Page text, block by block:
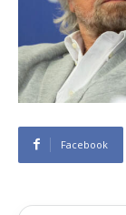
Facebook